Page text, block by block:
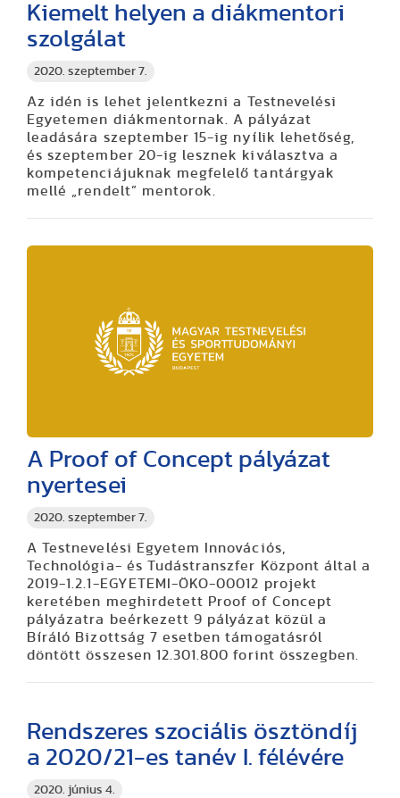
2020. szeptember 7.
Kiemelt helyen a diákmentori
szolgálat
Az idén is lehet jelentkezni a Testnevelési
Egyetemen diákmentornak. A pályázat
leadására szeptember 15-ig nyílik lehetőség,
és szeptember 20-ig lesznek kiválasztva a
kompetenciájuknak megfelelő tantárgyak
mellé „rendelt” mentorok.
2020. szeptember 7.
A Proof of Concept pályázat
nyertesei
A Testnevelési Egyetem Innovációs,
Technológia- és Tudástranszfer Központ által a
2019-1.2.1-EGYETEMI-ÖKO-00012 projekt
keretében meghirdetett Proof of Concept
pályázatra beérkezett 9 pályázat közül a
Bíráló Bizottság 7 esetben támogatásról
döntött összesen 12.301.800 forint összegben.
2020. június 4.
Rendszeres szociális ösztöndíj
a 2020/21-es tanév I. félévére